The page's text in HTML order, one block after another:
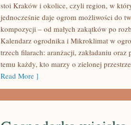
stoi Kraków i okolice, czyli region, w
jednocześnie daje ogrom możliwości do
kompozycji – od małych zakątków po
Kalendarz ogrodnika i Mikroklimat w
trzech filarach: aranżacji, zakładaniu
temu każdy, kto marzy o zielonej
Read More ]